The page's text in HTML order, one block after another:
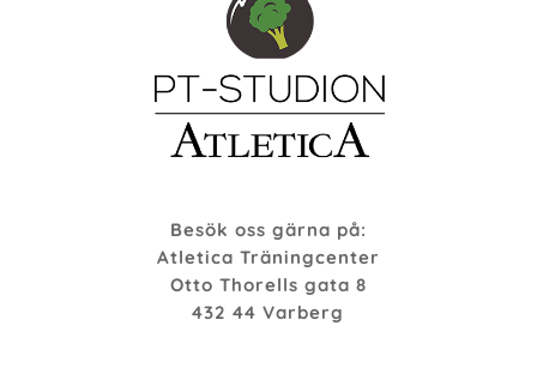
Besök oss gärna på:
Atletica Träningcenter
Otto Thorells gata 8
432 44 Varberg